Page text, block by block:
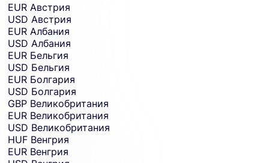
EUR Австрия
USD Австрия
EUR Албания
USD Албания
EUR Бельгия
USD Бельгия
EUR Болгария
USD Болгария
GBP Великобритания
EUR Великобритания
USD Великобритания
HUF Венгрия
EUR Венгрия